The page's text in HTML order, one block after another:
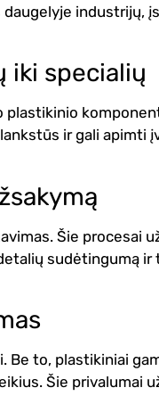
industrijų,
iki specialių
ir gali apimti
Šie procesai
sudėtingumą ir
to, plastikiniai
Šie privalumai